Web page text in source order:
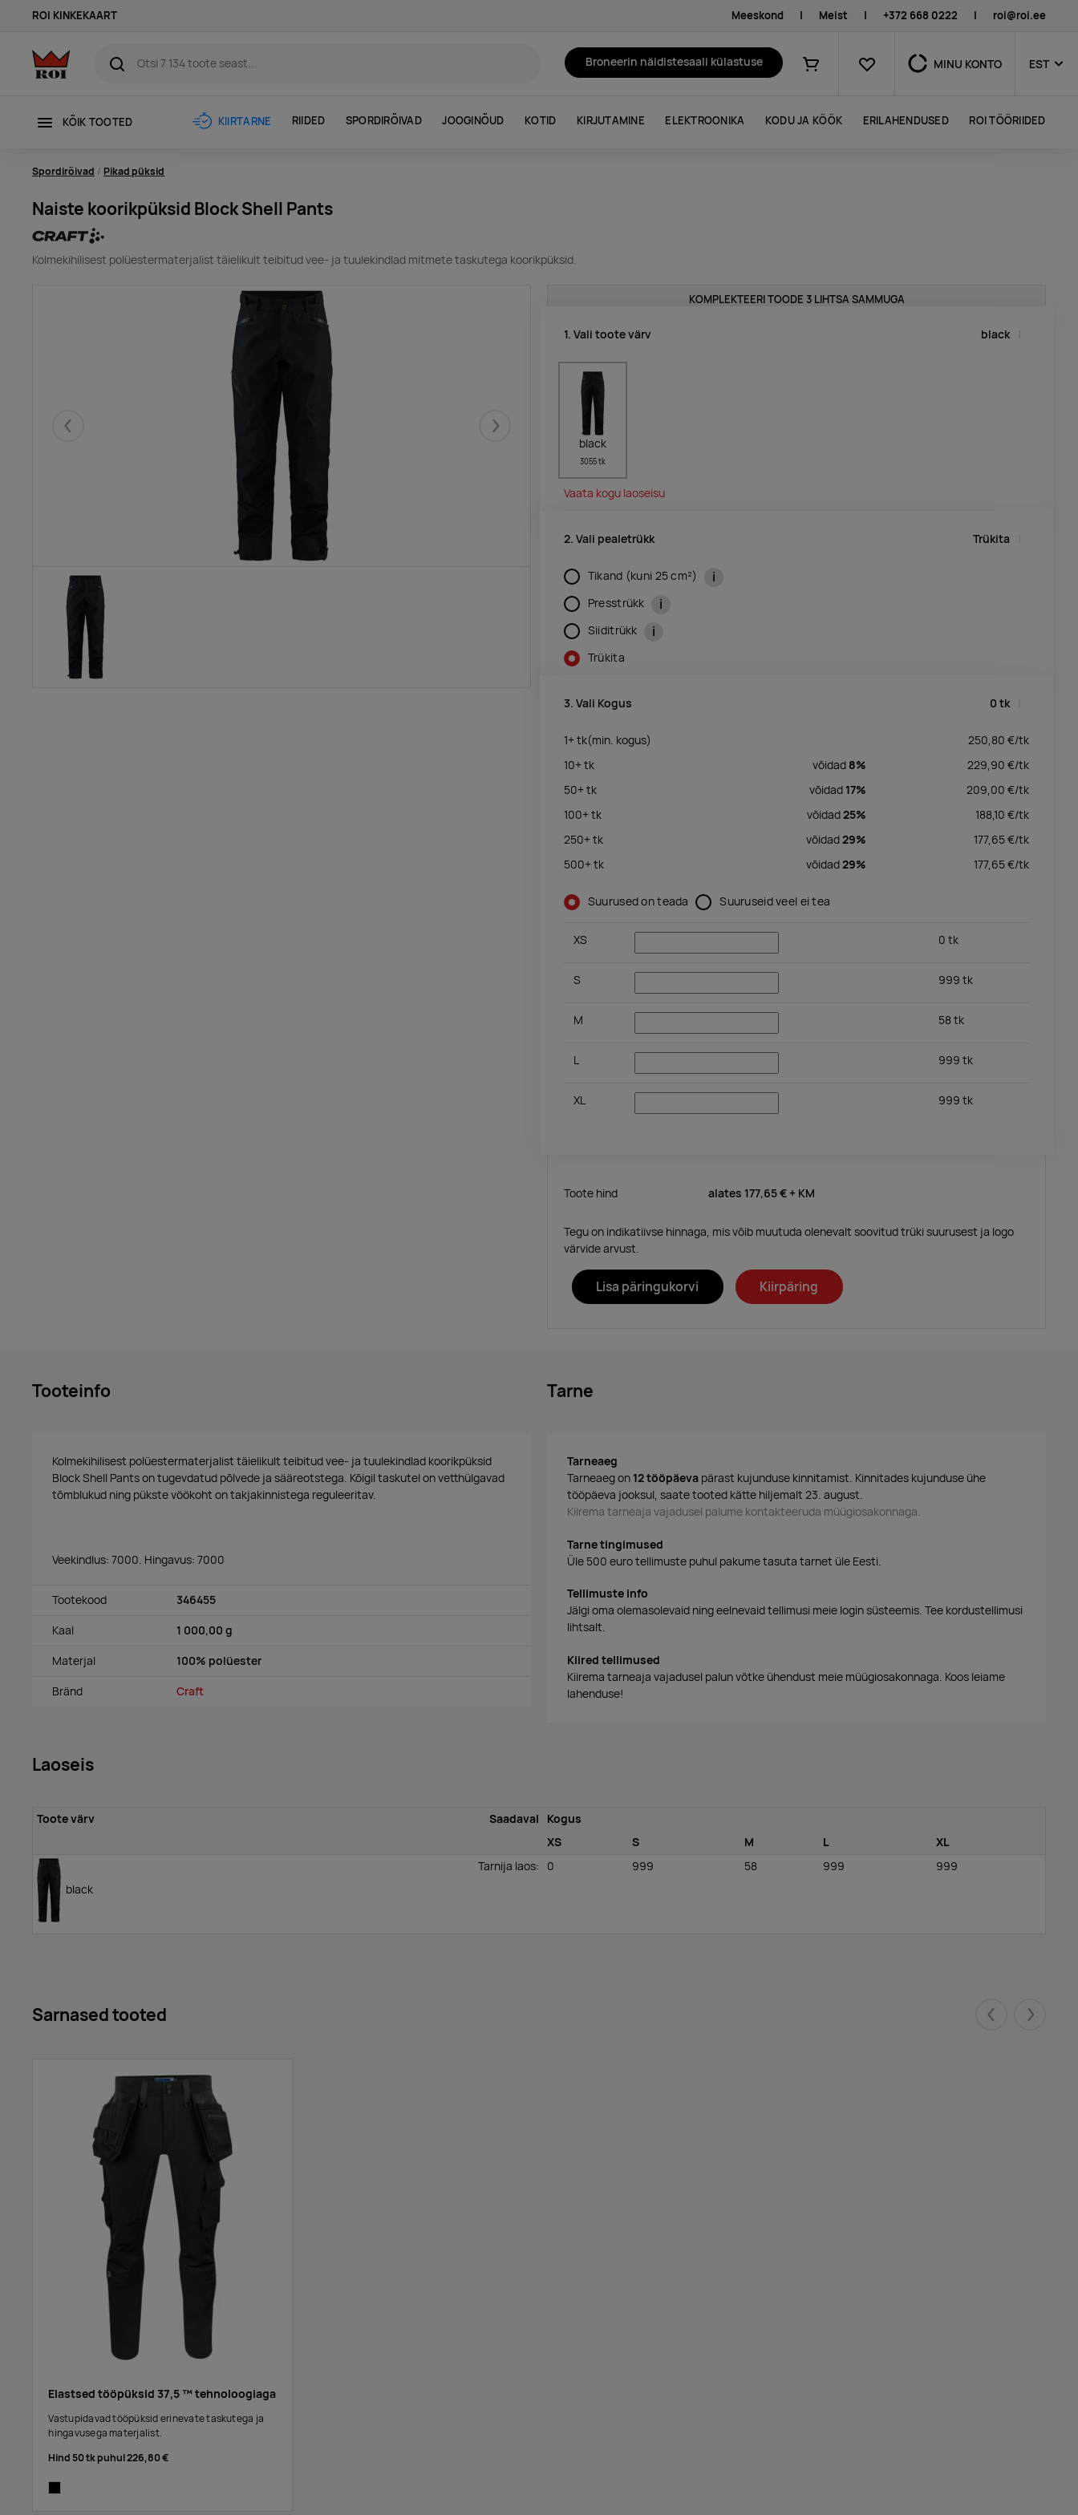
ROI KINKEKAART Meeskond | Meist | +372 668 0222 | roi@roi.ee
Broneerin näidistesaali külastuse
Ostukorv
Lemmikud MINU KONTO EST
KÕIK TOOTED KIIRTARNE RIIDED SPORDIRÕIVAD JOOGINÕUD KOTID KIRJUTAMINE ELEKTROONIKA KODU JA KÖÖK ERILAHENDUSED ROI TÖÖRIIDED
Spordirõivad Pikad püksid
Naiste koorikpüksid Block Shell Pants
Kolmekihilisest polüestermaterjalist täielikult teibitud vee- ja tuulekindlad mitmete taskutega koorikpüksid.
Eelmised Järgmised
KOMPLEKTEERI TOODE 3 LIHTSA SAMMUGA
1. Vali toote värv black
black
3055 tk
Vaata kogu laoseisu
2. Vali pealetrükk Trükita
Tikand (kuni 25 cm²) i
Presstrükk i
Siiditrükk i
Trükita
3. Vali Kogus 0 tk
1+tk(min. kogus) 250,80 €/tk
10+tk võidad 8% 229,90 €/tk
50+tk võidad 17% 209,00 €/tk
100+tk võidad25% 188,10 €/tk
250+tk võidad29% 177,65€/tk
500+tk võidad29% 177,65€/tk
Suurused on teada Suuruseid veel ei tea
XS 0 tk
S 999 tk
M 58tk
L 999 tk
XL 999 tk
Toote hind alates 177,65 € + KM
Tegu on indikatiivse hinnaga, mis võib muutuda olenevalt soovitud trüki suurusest ja logo
värvide arvust.
Lisa päringukorvi Kiirpäring
Tooteinfo
Kolmekihilisest polüestermaterjalist täielikult teibitud vee- ja tuulekindlad koorikpüksid
Block Shell Pants on tugevdatud põlvede ja sääreotstega. Kõigil taskutel on vetthülgavad
tõmblukud ning pükste vöökoht on takjakinnistega reguleeritav.
Veekindlus: 7000. Hingavus: 7000
Tootekood 346455
Kaal 1 000,00 g
Materjal 100% polüester
Bränd Craft
Tarne
Tarneaeg
Tarneaeg on 12 tööpäeva pärast kujunduse kinnitamist. Kinnitades kujunduse ühe
tööpäeva jooksul, saate tooted kätte hiljemalt 23. august.
Kiirema tarneaja vajadusel palume kontakteeruda müügiosakonnaga.
Tarne tingimused
Üle 500 euro tellimuste puhul pakume tasuta tarnet üle Eesti.
Tellimuste info
Jälgi oma olemasolevaid ning eelnevaid tellimusi meie login süsteemis. Tee kordustellimusi
lihtsalt.
Kiired tellimused
Kiirema tarneaja vajadusel palun võtke ühendust meie müügiosakonnaga. Koos leiame
lahenduse!
Laoseis
Toote värv Saadaval
Kogus
XS
S M L XL
black
Tarnija laos: 0 999 58 999 999
Sarnased tooted Eelmised
Elastsed tööpüksid 37,5 ™ tehnoloogiaga
Vastupidavad tööpüksid erinevate taskutega ja
hingavusega materjalist.
Hind 50 tk puhul226,80 €